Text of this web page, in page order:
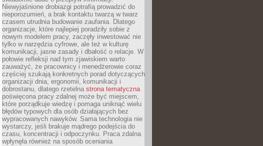
Niewyjaśnione drobiazgi potrafią prowadzić do
nieporozumień, a brak kontaktu twarzą w twarz
czasem utrudnia budowanie zaufania. Dlatego
organizacje, które najlepiej poradziły sobie z
nowym modelem pracy, zaczęły inwestować nie
tylko w narzędzia cyfrowe, ale też w kulturę
komunikacji, jasne zasady i dbałość o relacje. W
połowie refleksji nad tym zjawiskiem warto
zauważyć, że pracownicy i menedżerowie coraz
częściej szukają konkretnych porad dotyczących
organizacji dnia, ergonomii, komunikacji i
dobrostanu, dlatego rzetelna strona tematyczna
poświęcona pracy zdalnej może być miejscem,
które porządkuje wiedzę i pomaga uniknąć wielu
błędów typowych dla osób działających bez
wypracowanych nawyków. Sama technologia nie
wystarczy, jeśli brakuje mądrego podejścia do
czasu, koncentracji i odpoczynku. Praca zdalna
wpłynęła również na sposób oceniania